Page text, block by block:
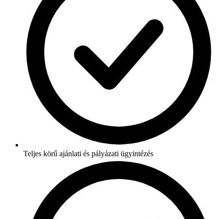
Teljes körű ajánlati és pályázati ügyintézés